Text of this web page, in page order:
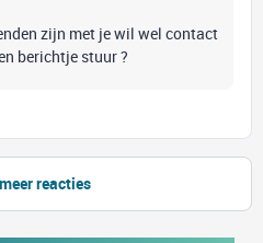
zijn met je wil wel contact
berichtje stuur ?
reacties